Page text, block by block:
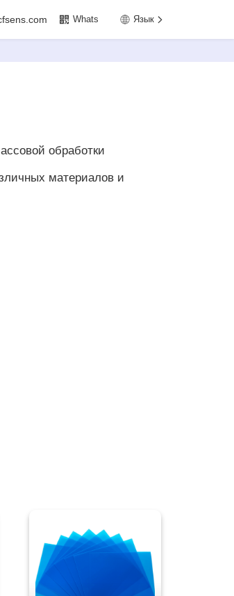
Whats Язык
обработки
материалов и